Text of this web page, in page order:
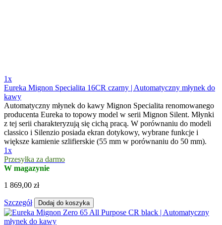
1x
Eureka Mignon Specialita 16CR czarny | Automatyczny młynek do
kawy
Automatyczny młynek do kawy Mignon Specialita renomowanego
producenta Eureka to topowy model w serii Mignon Silent. Młynki
z tej serii charakteryzują się cichą pracą. W porównaniu do modeli
classico i Silenzio posiada ekran dotykowy, wybrane funkcje i
większe kamienie szlifierskie (55 mm w porównaniu do 50 mm).
1x
Przesyłka za darmo
W magazynie
1 869,00 zł
Szczegół Dodaj do koszyka